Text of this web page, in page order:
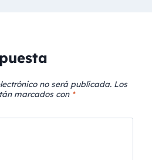
no será publicada. Los
marcados con *